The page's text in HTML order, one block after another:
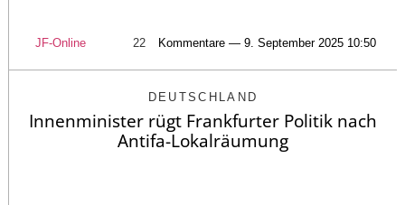
JF-Online 22 Kommentare — 9. September 2025 10:50
DEUTSCHLAND
Innenminister rügt Frankfurter Politik nach
Antifa-Lokalräumung